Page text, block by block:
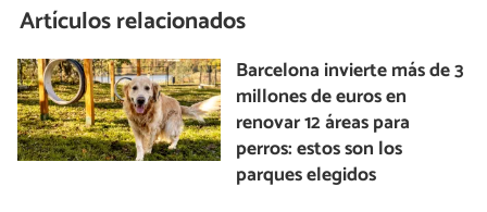
Artículos relacionados
Barcelona invierte más de 3
millones de euros en
renovar 12 áreas para
perros: estos son los
parques elegidos